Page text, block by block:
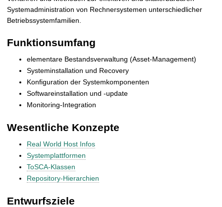
Systemadministration von Rechnersystemen unterschiedlicher
Betriebssystemfamilien.
Funktionsumfang
elementare Bestandsverwaltung (Asset-Management)
Systeminstallation und Recovery
Konfiguration der Systemkomponenten
Softwareinstallation und -update
Monitoring-Integration
Wesentliche Konzepte
Real World Host Infos
Systemplattformen
ToSCA-Klassen
Repository-Hierarchien
Entwurfsziele